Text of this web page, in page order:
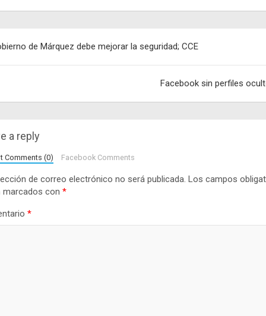
de Márquez debe mejorar la seguridad; CCE
Facebook sin perfiles
a reply
Comments (0) Facebook Comments
de correo electrónico no será publicada. Los campos
marcados con *
*